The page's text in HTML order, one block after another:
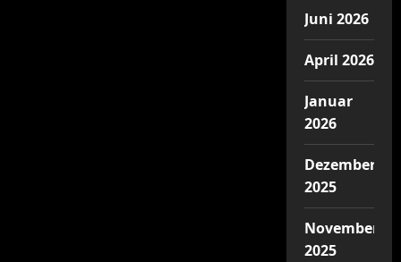
Juni 2026
April 2026
Januar
2026
Dezember
2025
November
2025